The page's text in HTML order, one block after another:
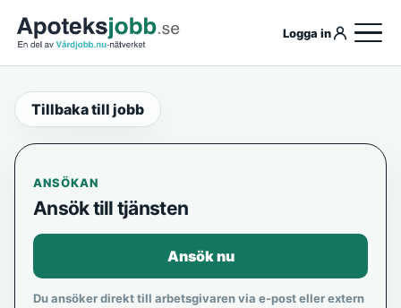
Logga in
Tillbaka till jobb
ANSÖKAN
Ansök till tjänsten
Ansök nu
Du ansöker direkt till arbetsgivaren via e-post eller extern